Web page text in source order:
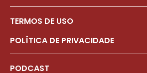
TERMOS DE USO
POLÍTICA DE PRIVACIDADE
PODCAST